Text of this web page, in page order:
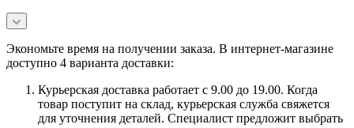
Экономьте время на получении заказа. В интернет-магазине
доступно 4 варианта доставки:
Курьерская доставка работает с 9.00 до 19.00. Когда
товар поступит на склад, курьерская служба свяжется
для уточнения деталей. Специалист предложит выбрать